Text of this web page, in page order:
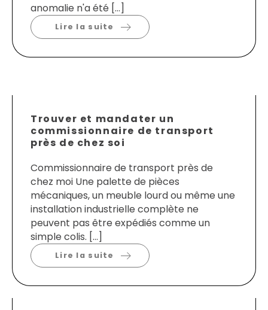
anomalie n'a été […]
Lire la suite
Trouver et mandater un
commissionnaire de transport
près de chez soi
Commissionnaire de transport près de
chez moi Une palette de pièces
mécaniques, un meuble lourd ou même une
installation industrielle complète ne
peuvent pas être expédiés comme un
simple colis. […]
Lire la suite